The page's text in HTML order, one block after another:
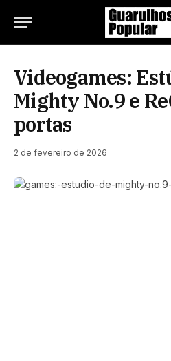
Videogames:
Mighty No.9 e
portas
2 de fevereiro de 2026